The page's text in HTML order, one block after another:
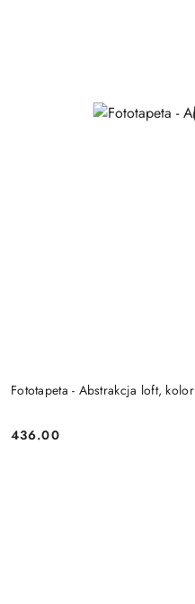
Fototapeta - Abstrakcja loft, kolor
Cena:
436.00